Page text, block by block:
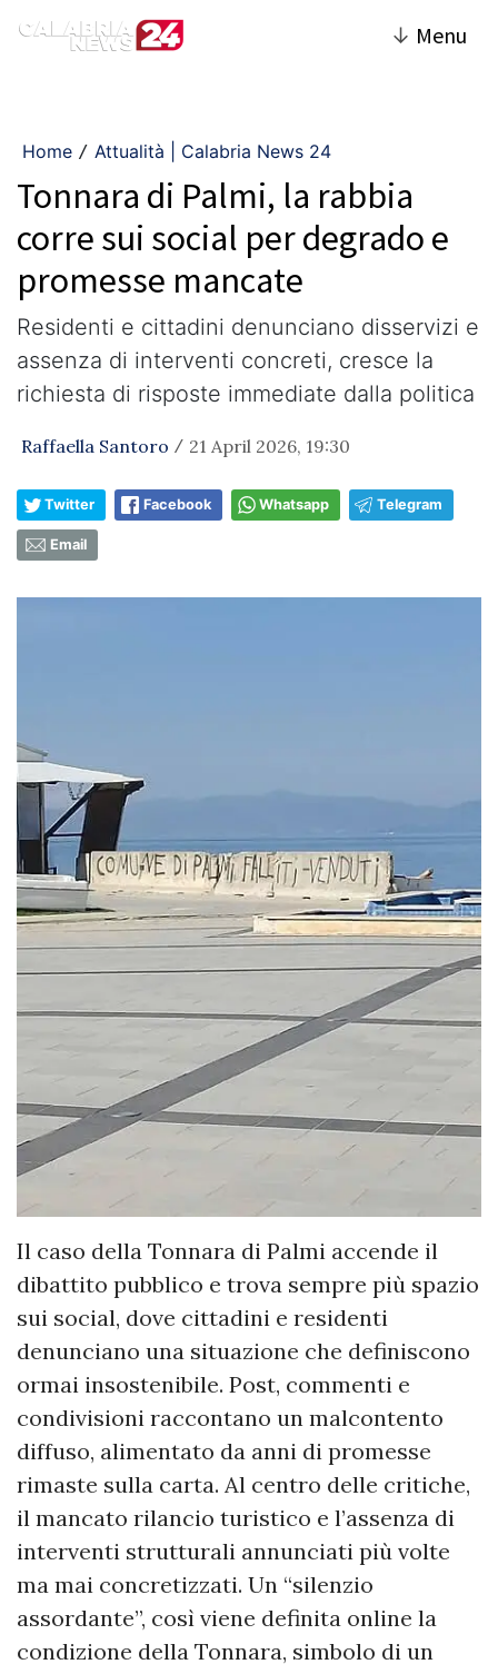
↓ Menu
Home / Attualità | Calabria News 24
Tonnara di Palmi, la rabbia
corre sui social per degrado e
promesse mancate
Residenti e cittadini denunciano disservizi e
assenza di interventi concreti, cresce la
richiesta di risposte immediate dalla politica
Raffaella Santoro / 21 April 2026, 19:30
Twitter Facebook Whatsapp Telegram
Email
Il caso della Tonnara di Palmi accende il
dibattito pubblico e trova sempre più spazio
sui social, dove cittadini e residenti
denunciano una situazione che definiscono
ormai insostenibile. Post, commenti e
condivisioni raccontano un malcontento
diffuso, alimentato da anni di promesse
rimaste sulla carta. Al centro delle critiche,
il mancato rilancio turistico e l’assenza di
interventi strutturali annunciati più volte
ma mai concretizzati. Un “silenzio
assordante”, così viene definita online la
condizione della Tonnara, simbolo di un